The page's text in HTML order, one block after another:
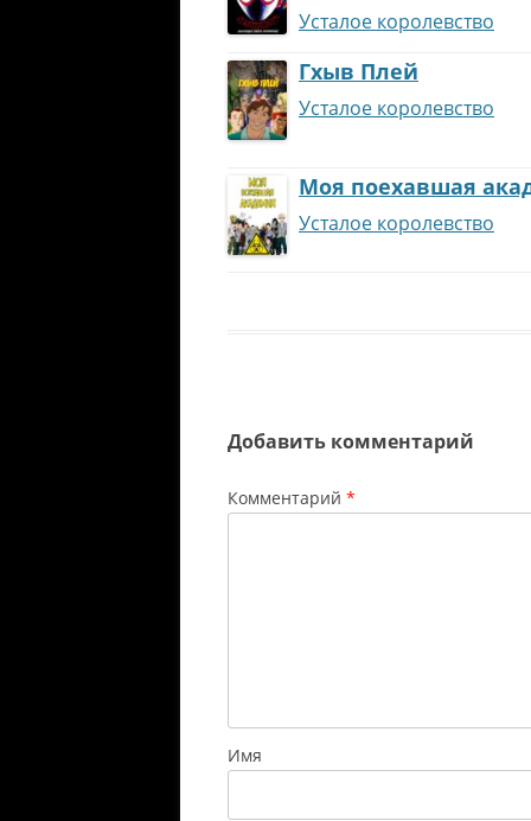
Усталое королевство
Гхыв Плей
Усталое королевство
Моя поехавшая
Усталое королевство
Добавить комментарий
Комментарий *
Имя